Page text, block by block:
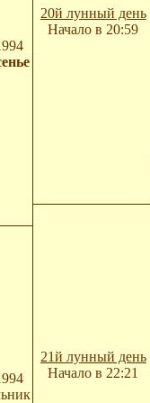
20й лунный день
Начало в 20:59
21й лунный день
Начало в 22:21